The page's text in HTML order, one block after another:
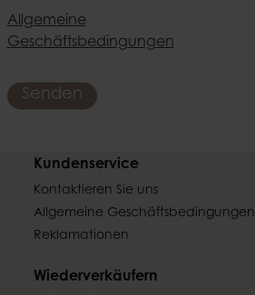
Allgemeine
Geschäftsbedingungen
Senden
Kundenservice
Kontaktieren Sie uns
Allgemeine Geschäftsbedingungen
Reklamationen
Wiederverkäufern